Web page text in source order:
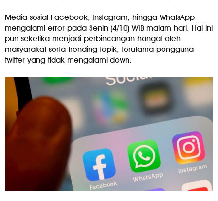
Media sosial Facebook, Instagram, hingga WhatsApp
mengalami error pada Senin (4/10) WIB malam hari. Hal ini
pun seketika menjadi perbincangan hangat oleh
masyarakat serta trending topik, terutama pengguna
twitter yang tidak mengalami down.